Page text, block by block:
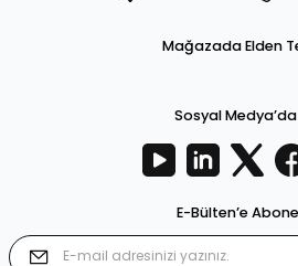
Mağazada Elden
Sosyal Medya’da
E-Bülten’e